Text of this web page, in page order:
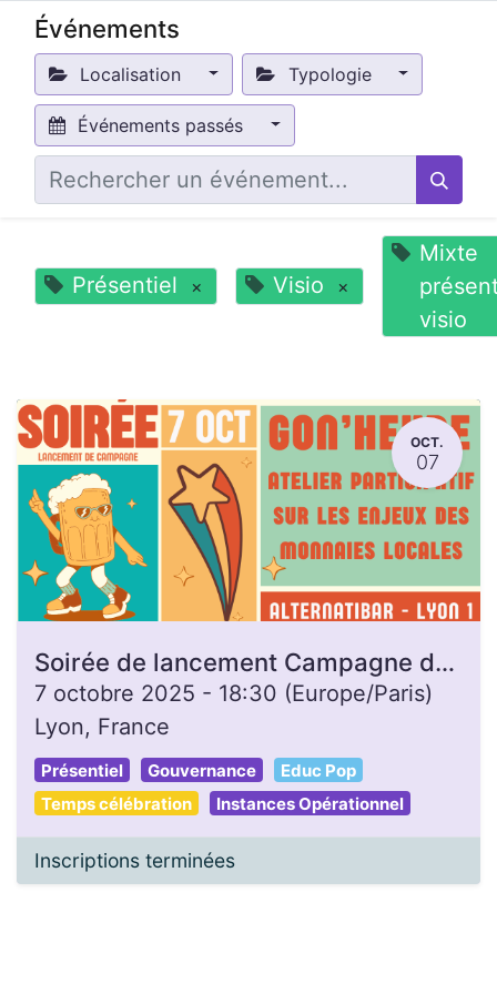
Événements
Localisation Typologie
Événements passés
Présentiel × Visio ×
Mixte
visio
OCT.
07
Soirée de lancement Campagne de dons - Gon'Heure
7 octobre 2025 - 18:30 (Europe/Paris)
Lyon, France
Présentiel Gouvernance
Educ Pop
Temps célébration
Instances Opérationnel
Inscriptions terminées